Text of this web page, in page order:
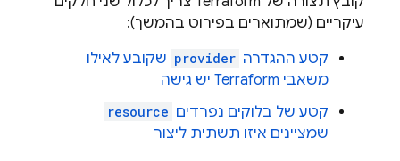
עיקריים (שמתוארים בפירוט בהמשך):
קטע ההגדרה provider שקובע לאילו
משאבי Terraform יש גישה
קטע של בלוקים נפרדים resource
שמציינים איזו תשתית ליצור